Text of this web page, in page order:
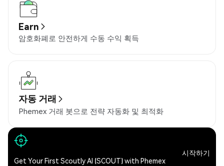
Earn
암호화폐로 안전하게 수동 수익 획득
자동 거래
Phemex 거래 봇으로 전략 자동화 및 최적화
Get Your First Scoutly AI (SCOUT) with Phemex
시작하기